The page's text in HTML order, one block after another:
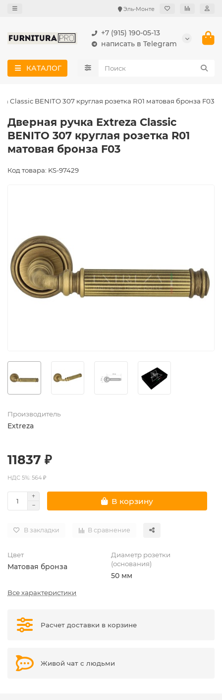
Эль-Монте
+7 (915) 190-05-13
написать в Telegram
КАТАЛОГ
Classic BENITO 307 круглая розетка R01 матовая бронза F03
Дверная ручка Extreza Classic
BENITO 307 круглая розетка R01
матовая бронза F03
Код товара: KS-97429
Производитель
Extreza
11837 ₽
НДС 5%: 564 ₽
В корзину
В закладки В сравнение
Цвет
Матовая бронза
Диаметр розетки
(основания)
50 мм
Все характеристики
Расчет доставки в корзине
Живой чат с людьми